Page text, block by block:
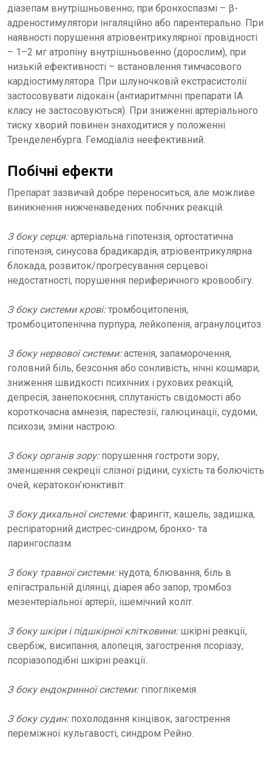
діазепам внутрішньовенно; при бронхоспазмі – β-
адреностимулятори інгаляційно або парентерально. При
наявності порушення атріовентрикулярної провідності
– 1–2 мг атропіну внутрішньовенно (дорослим), при
низькій ефективності – встановлення тимчасового
кардіостимулятора. При шлуночковій екстрасистолії
застосовувати лідокаїн (антиаритмічні препарати ІА
класу не застосовуються). При зниженні артеріального
тиску хворий повинен знаходитися у положенні
Тренделенбурга. Гемодіаліз неефективний.
Побічні ефекти
Препарат зазвичай добре переноситься, але можливе
виникнення нижченаведених побічних реакцій.
З боку серця:артеріальна гіпотензія, ортостатична
гіпотензія, синусова брадикардія, атріовентрикулярна
блокада, розвиток/прогресування серцевої
недостатності, порушення периферичного кровообігу.
З боку системи крові:тромбоцитопенія,
тромбоцитопенічна пурпура, лейкопенія, агранулоцитоз.
З боку нервової системи:астенія, запаморочення,
головний біль, безсоння або сонливість, нічні кошмари,
зниження швидкості психічних і рухових реакцій,
депресія, занепокоєння, сплутаність свідомості або
короткочасна амнезія, парестезії, галюцинації, судоми,
психози, зміни настрою.
З боку органів зору: порушення гостроти зору,
зменшення секреції слізної рідини, сухість та болючість
очей, кератокон’юнктивіт.
З боку дихальної системи:фарингіт, кашель, задишка,
респіраторний дистрес-синдром, бронхо- та
ларингоспазм.
З боку травної системи: нудота, блювання, біль в
епігастральній ділянці, діарея або запор, тромбоз
мезентеріальної артерії, ішемічний коліт.
З боку шкіри і підшкірної клітковини: шкірні реакції,
свербіж, висипання, алопеція, загострення псоріазу,
псоріазоподібні шкірні реакції.
З боку ендокринної системи: гіпоглікемія.
З боку судин:похолодання кінцівок, загострення
переміжної кульгавості, синдром Рейно.